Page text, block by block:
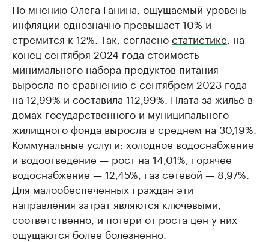
По мнению Олега Ганина, ощущаемый уровень
инфляции однозначно превышает 10% и
стремится к 12%. Так, согласностатистике , на
конец сентября 2024 года стоимость
минимального набора продуктов питания
выросла по сравнению с сентябрем 2023 года
на 12,99% и составила 112,99%. Плата за жилье в
домах государственного и муниципального
жилищного фонда выросла в среднем на 30,19%.
Коммунальные услуги: холодное водоснабжение
и водоотведение — рост на 14,01%, горячее
водоснабжение — 12,45%, газ сетевой — 8,97%.
Для малообеспеченных граждан эти
направления затрат являются ключевыми,
соответственно, и потери от роста цен у них
ощущаются более болезненно.